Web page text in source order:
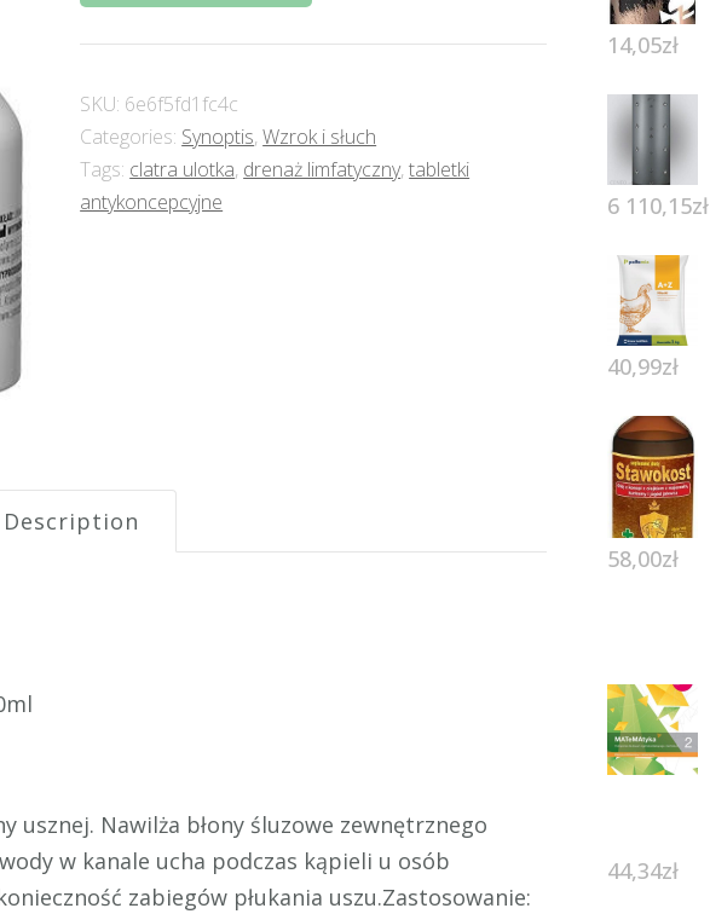
SKU: 6e6f5fd1fc4c
Categories: Synoptis,Wzrok i słuch
Tags: clatra ulotka, drenaż limfatyczny,tabletki
antykoncepcyjne
Description
usznej. Nawilża błony śluzowe zewnętrznego
w kanale ucha podczas kąpieli u osób
zabiegów płukania uszu.Zastosowanie:
14,05zł
6 110,15zł
40,99zł
58,00zł
44,34zł